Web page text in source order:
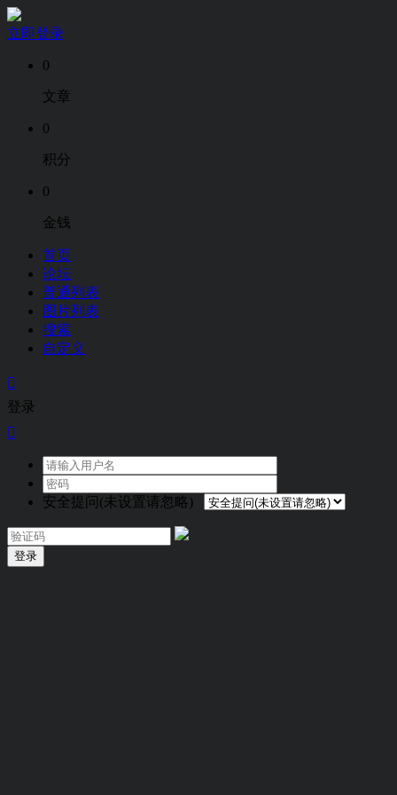
立即登录
0
文章
0
积分
0
金钱
首页
论坛
普通列表
图片列表
搜索
自定义

登录

安全提问(未设置请忽略)
登录